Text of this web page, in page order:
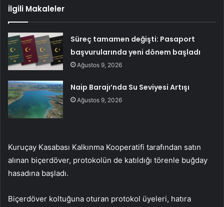
İlgili Makaleler
Süreç tamamen değişti: Pasaport
başvurularında yeni dönem başladı
Ağustos 9, 2026
Naip Barajı’nda Su Seviyesi Artışı
Ağustos 9, 2026
Kuruçay Kasabası Kalkınma Kooperatifi tarafından satın
alınan biçerdöver, protokolün de katıldığı törenle buğday
hasadına başladı.
Biçerdöver koltuğuna oturan protokol üyeleri, hatıra